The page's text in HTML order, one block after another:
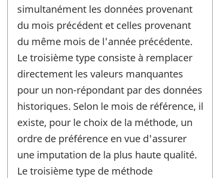
simultanément les données provenant
du mois précédent et celles provenant
du même mois de l'année précédente.
Le troisième type consiste à remplacer
directement les valeurs manquantes
pour un non-répondant par des données
historiques. Selon le mois de référence, il
existe, pour le choix de la méthode, un
ordre de préférence en vue d'assurer
une imputation de la plus haute qualité.
Le troisième type de méthode